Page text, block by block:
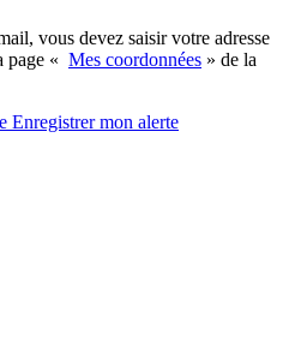
vous devez saisir votre adresse
page « Mes coordonnées » de la
Enregistrermon alerte